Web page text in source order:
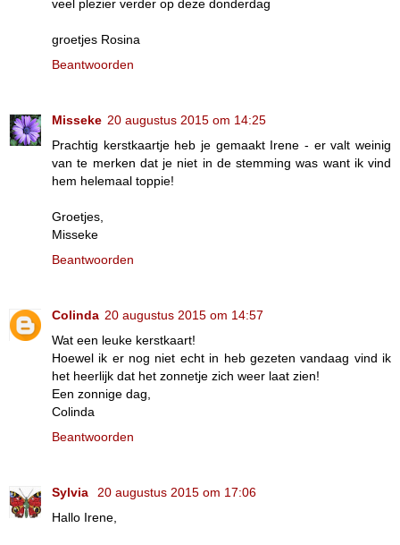
veel plezier verder op deze donderdag
groetjes Rosina
Beantwoorden
Misseke 20 augustus 2015 om 14:25
Prachtig kerstkaartje heb je gemaakt Irene - er valt weinig
van te merken dat je niet in de stemming was want ik vind
hem helemaal toppie!
Groetjes,
Misseke
Beantwoorden
Colinda 20 augustus 2015 om 14:57
Wat een leuke kerstkaart!
Hoewel ik er nog niet echt in heb gezeten vandaag vind ik
het heerlijk dat het zonnetje zich weer laat zien!
Een zonnige dag,
Colinda
Beantwoorden
Sylvia
20 augustus 2015 om 17:06
Hallo Irene,